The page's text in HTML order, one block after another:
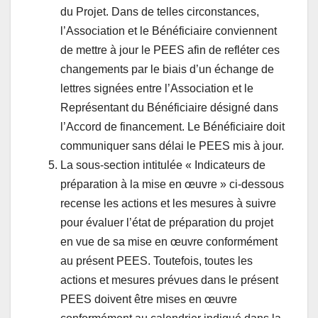
du Projet. Dans de telles circonstances,
l’Association et le Bénéficiaire conviennent
de mettre à jour le PEES afin de refléter ces
changements par le biais d’un échange de
lettres signées entre l’Association et le
Représentant du Bénéficiaire désigné dans
l’Accord de financement. Le Bénéficiaire doit
communiquer sans délai le PEES mis à jour.
La sous-section intitulée « Indicateurs de
préparation à la mise en œuvre » ci-dessous
recense les actions et les mesures à suivre
pour évaluer l’état de préparation du projet
en vue de sa mise en œuvre conformément
au présent PEES. Toutefois, toutes les
actions et mesures prévues dans le présent
PEES doivent être mises en œuvre